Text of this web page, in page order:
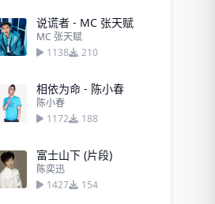
说谎者 - MC 张天赋
MC 张天赋
1138
210
相依为命 - 陈小春
陈小春
1172
188
富士山下 (片段)
陈奕迅
1427
154